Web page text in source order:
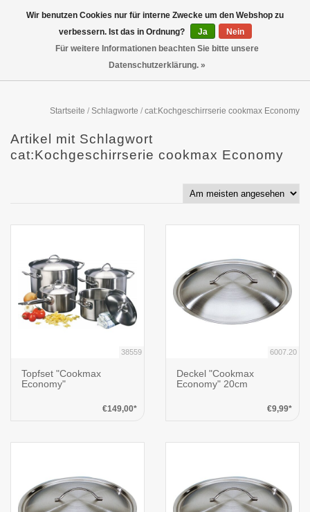
Startseite / Schlagworte / cat:Kochgeschirrserie cookmax Economy
Artikel mit Schlagwort
cat:Kochgeschirrserie cookmax Economy
38559
Topfset "Cookmax
Economy"
€149,00*
6007.20
Deckel "Cookmax
Economy" 20cm
€9,99*
Wir benutzen Cookies nur für interne Zwecke um den Webshop zu
verbessern. Ist das in Ordnung?
Ja
Nein
Für weitere Informationen beachten Sie bitte unsere
Datenschutzerklärung. »